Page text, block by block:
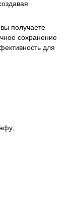
получаете
сохранение
для